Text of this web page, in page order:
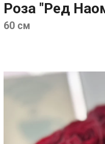
Роза "Ред
60 см